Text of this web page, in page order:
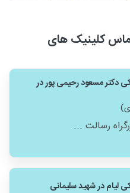
کلینیک های
دکتر مسعود رحیمی پور در
رسالت ...
لیام در شهید سلیمانی